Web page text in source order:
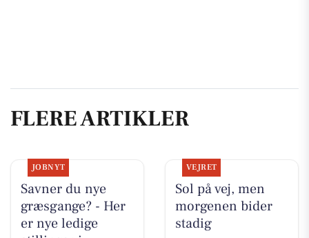
FLERE ARTIKLER
JOBNYT
Savner du nye
græsgange? - Her
er nye ledige
VEJRET
Sol på vej, men
morgenen bider
stadig